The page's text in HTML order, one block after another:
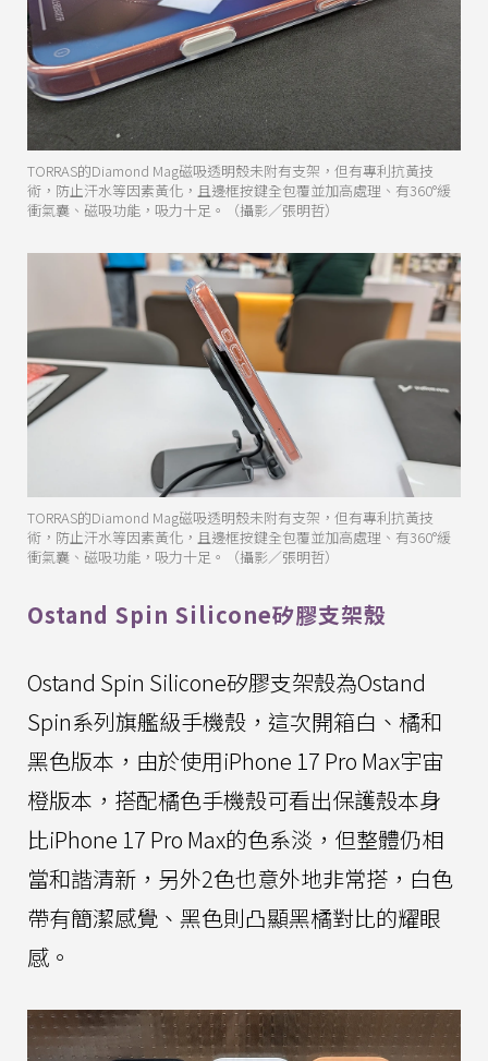
TORRAS的Diamond Mag磁吸透明殼未附有支架，但有專利抗黃技
術，防止汗水等因素黃化，且邊框按鍵全包覆並加高處理、有360°緩
衝氣囊、磁吸功能，吸力十足。（攝影／張明哲）
TORRAS的Diamond Mag磁吸透明殼未附有支架，但有專利抗黃技
術，防止汗水等因素黃化，且邊框按鍵全包覆並加高處理、有360°緩
衝氣囊、磁吸功能，吸力十足。（攝影／張明哲）
Ostand Spin Silicone矽膠支架殼
Ostand Spin Silicone矽膠支架殼為Ostand
Spin系列旗艦級手機殼，這次開箱白、橘和
黑色版本，由於使用iPhone 17 Pro Max宇宙
橙版本，搭配橘色手機殼可看出保護殼本身
比iPhone 17 Pro Max的色系淡，但整體仍相
當和諧清新，另外2色也意外地非常搭，白色
帶有簡潔感覺、黑色則凸顯黑橘對比的耀眼
感。